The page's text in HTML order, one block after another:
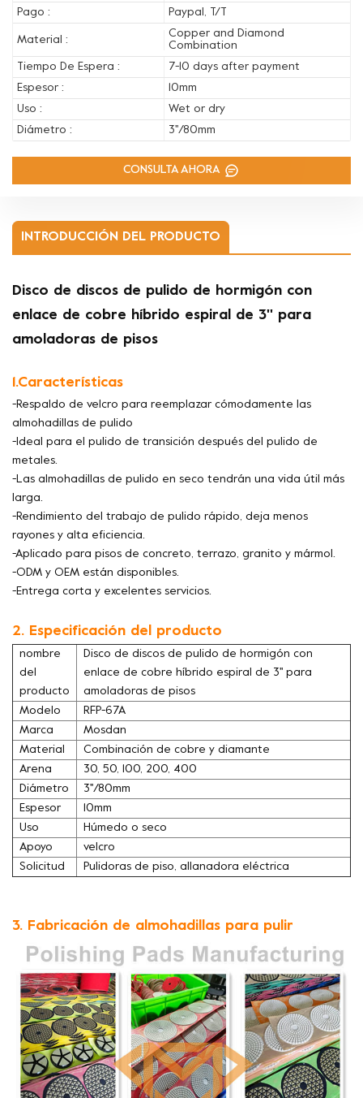
Pago : Paypal, T/T
Material :
Copper and Diamond
Combination
Tiempo De Espera :
7-10 days after payment
Espesor :
10mm
Uso :
Wet or dry
Diámetro :
3''/80mm
CONSULTA AHORA
INTRODUCCIÓN DEL PRODUCTO
Disco de discos de pulido de hormigón con
enlace de cobre híbrido espiral de 3'' para
amoladoras de pisos
1.Características
-Respaldo de velcro para reemplazar cómodamente las
almohadillas de pulido
-Ideal para el pulido de transición después del pulido de
metales.
-Las almohadillas de pulido en seco tendrán una vida útil más
larga.
-Rendimiento del trabajo de pulido rápido, deja menos
rayones y alta eficiencia.
-Aplicado para pisos de concreto, terrazo, granito y mármol.
-ODM y OEM están disponibles.
-Entrega corta y excelentes servicios.
2. Especificación del producto
nombre
del
producto
Disco de discos de pulido de hormigón con
enlace de cobre híbrido espiral de 3'' para
amoladoras de pisos
Modelo
RFP-67A
Marca
Mosdan
Material
Combinación de cobre y diamante
Arena
30, 50, 100, 200, 400
Diámetro
3''/80mm
Espesor
10mm
Uso
Húmedo o seco
Apoyo
velcro
Solicitud
Pulidoras de piso, allanadora eléctrica
3. Fabricación de almohadillas para pulir